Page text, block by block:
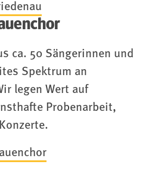
ca. 50 Sängerinnen und
Spektrum an
legen Wert auf
Probenarbeit,